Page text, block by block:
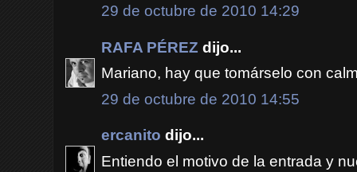
29 de octubre de 2010 14:29
RAFA PÉREZ dijo...
Mariano, hay que tomárselo con
29 de octubre de 2010 14:55
ercanito dijo...
Entiendo el motivo de la entrada y